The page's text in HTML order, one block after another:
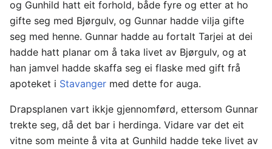
og Gunhild hatt eit forhold, både fyre og etter at ho
gifte seg med Bjørgulv, og Gunnar hadde vilja gifte
seg med henne. Gunnar hadde au fortalt Tarjei at dei
hadde hatt planar om å taka livet av Bjørgulv, og at
han jamvel hadde skaffa seg ei flaske med gift frå
apoteket i Stavanger med dette for auga.
Drapsplanen vart ikkje gjennomførd, ettersom Gunnar
trekte seg, då det bar i herdinga. Vidare var det eit
vitne som meinte å vita at Gunhild hadde teke livet av